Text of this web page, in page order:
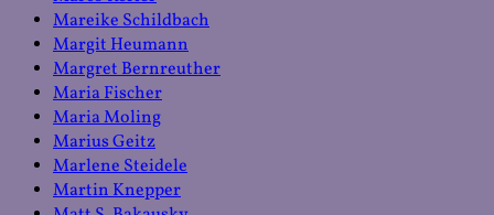
Mareike Schildbach
Margit Heumann
Margret Bernreuther
Maria Fischer
Maria Moling
Marius Geitz
Marlene Steidele
Martin Knepper